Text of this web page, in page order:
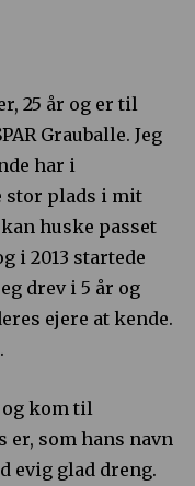
25 år og er til
Grauballe. Jeg
har i
stor plads i mit
huske passet
i 2013 startede
drev i 5 år og
ejere at kende.
og kom til
er, som hans navn
evig glad dreng.